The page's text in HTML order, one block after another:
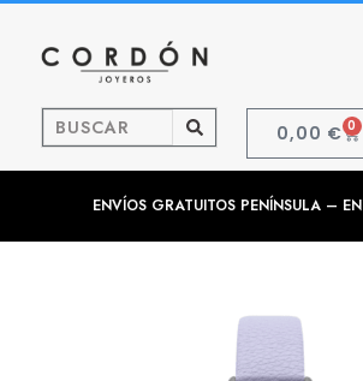
0,00 € 0
ENVÍOS GRATUITOS PENÍNSULA –